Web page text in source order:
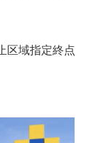
区域指定終点